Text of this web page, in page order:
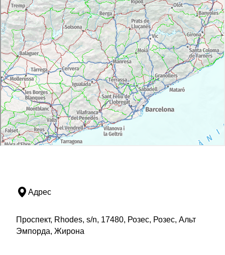
Адрес
Проспект, Rhodes, s/n, 17480, Розес, Розес, Альт
Эмпорда, Жирона